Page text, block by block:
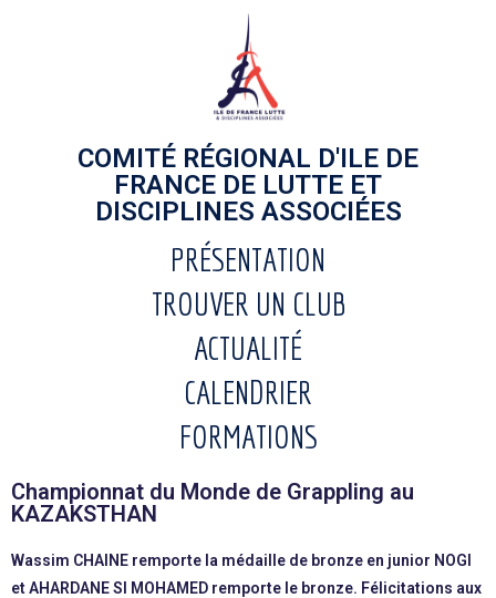
COMITÉ RÉGIONAL D'ILE DE
FRANCE DE LUTTE ET
DISCIPLINES ASSOCIÉES
PRÉSENTATION
TROUVER UN CLUB
ACTUALITÉ
CALENDRIER
FORMATIONS
Championnat du Monde de Grappling au
KAZAKSTHAN
Wassim CHAINE remporte la médaille de bronze en junior NOGI
et AHARDANE SI MOHAMED remporte le bronze. Félicitations aux